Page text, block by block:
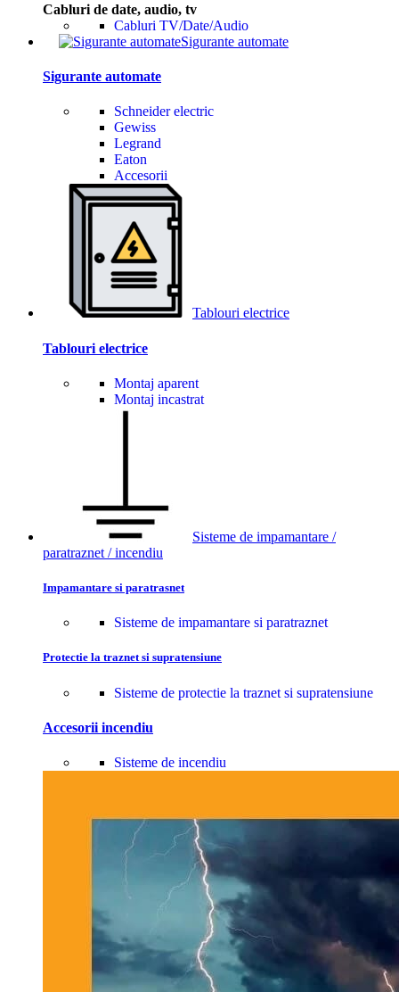
Cabluri de date, audio, tv
Cabluri TV/Date/Audio
Sigurante automate
Sigurante automate
Schneider electric
Gewiss
Legrand
Eaton
Accesorii
Tablouri electrice
Tablouri electrice
Montaj aparent
Montaj incastrat
Sisteme de impamantare /
paratraznet / incendiu
Impamantare si paratrasnet
Sisteme de impamantare si paratraznet
Protectie la traznet si supratensiune
Sisteme de protectie la traznet si supratensiune
Accesorii incendiu
Sisteme de incendiu